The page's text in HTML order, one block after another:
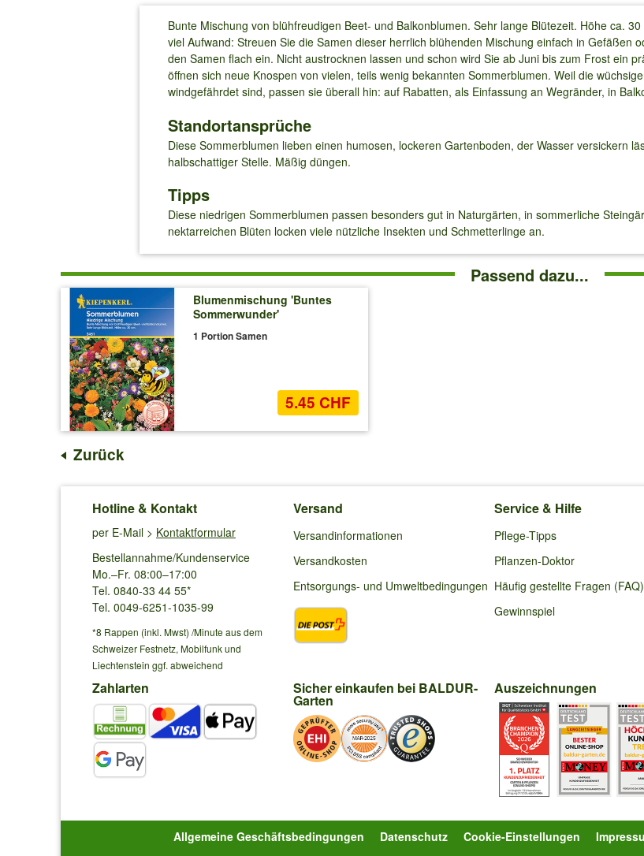
Bunte Mischung von blühfreudigen Beet- und Balkonblumen. Sehr lange Blütezeit. Höhe ca.
viel Aufwand: Streuen Sie die Samen dieser herrlich blühenden Mischung einfach in Gefäßen
den Samen flach ein. Nicht austrocknen lassen und schon wird Sie ab Juni bis zum Frost ein
öffnen sich neue Knospen von vielen, teils wenig bekannten Sommerblumen. Weil die
windgefährdet sind, passen sie überall hin: auf Rabatten, als Einfassung an Wegränder, in
Standortansprüche
Diese Sommerblumen lieben einen humosen, lockeren Gartenboden, der Wasser versickern
halbschattiger Stelle. Mäßig düngen.
Tipps
Diese niedrigen Sommerblumen passen besonders gut in Naturgärten, in sommerliche
nektarreichen Blüten locken viele nützliche Insekten und Schmetterlinge an.
Passend dazu...
Blumenmischung 'Buntes
Sommerwunder'
1 Portion Samen
5.45 CHF
Zurück
Hotline & Kontakt
per E-Mail > Kontaktformular
Bestellannahme/Kundenservice
Mo.–Fr. 08:00–17:00
Tel. 0840-33 44 55*
Tel. 0049-6251-1035-99
*8 Rappen (inkl. Mwst) /Minute aus dem
Schweizer Festnetz, Mobilfunk und
Liechtenstein ggf. abweichend
Versand
Versandinformationen
Versandkosten
Entsorgungs- und Umweltbedingungen
Service & Hilfe
Pflege-Tipps
Pflanzen-Doktor
Häufig gestellte Fragen (FAQ)
Gewinnspiel
Zahlarten Sicher einkaufen bei BALDUR-
Garten
Auszeichnungen
Allgemeine Geschäftsbedingungen Datenschutz Cookie-Einstellungen